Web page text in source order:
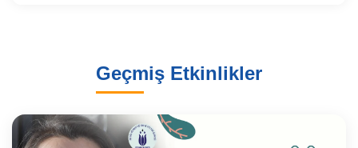
Geçmiş Etkinlikler